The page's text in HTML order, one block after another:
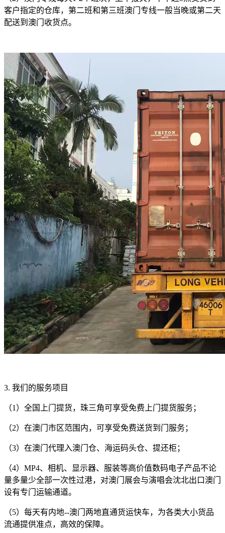
客户指定的仓库，第二班和第三班澳门专线一般当晚或第二天
配送到澳门收货点。
3. 我们的服务项目
（1）全国上门提货，珠三角可享受免费上门提货服务；
（2）在澳门市区范围内，可享受免费送货到门服务；
（3）在澳门代理入澳门仓、海运码头仓、提还柜；
（4）MP4、相机、显示器、服装等高价值数码电子产品不论
量多量少全部一次性过港，对澳门展会与演唱会沈北出口澳门
设有专门运输通道。
（5）每天有内地--澳门两地直通货运快车，为各类大小货品
流通提供准点，高效的保障。